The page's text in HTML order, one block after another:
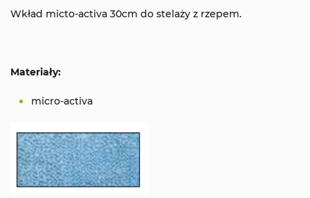
Wkład micto-activa 30cm do stelaży z rzepem.
Materiały:
micro-activa